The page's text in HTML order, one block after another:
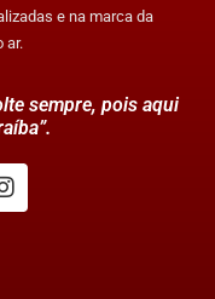
e na marca da
ar.
sempre, pois aqui